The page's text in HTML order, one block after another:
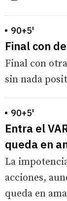
90+5'
Final con
Final con
sin nada
90+5'
Entra el
queda en
La
acciones,
queda en